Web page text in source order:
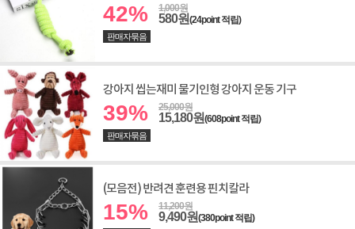
42% 1,000원
580원(24point 적립)
판매자묶음
강아지 씹는재미 물기인형 강아지 운동 기구
39% 25,000원
15,180원(608point 적립)
판매자묶음
(모음전) 반려견 훈련용 핀치칼라
15% 11,200원
9,490원(380point 적립)